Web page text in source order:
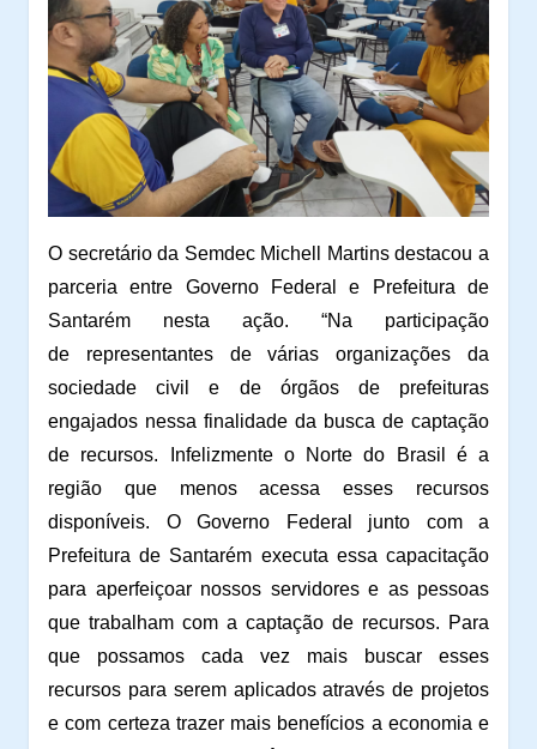
O secretário da Semdec Michell Martins destacou a
parceria entre Governo Federal e Prefeitura de
Santarém nesta ação. “Na participação
de
representantes de várias organizações da
sociedade civil e de órgãos de prefeituras
engajados nessa finalidade da busca de captação
de recursos. Infelizmente o Norte do Brasil é a
região que menos acessa esses recursos
disponíveis. O Governo Federal junto com a
Prefeitura de Santarém executa essa capacitação
para aperfeiçoar nossos servidores e as pessoas
que trabalham com a captação de recursos. Para
que possamos cada vez mais buscar esses
recursos para serem aplicados através de projetos
e com certeza trazer mais benefícios a economia e